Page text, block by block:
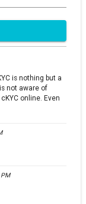
is nothing but a
not aware of
online. Even